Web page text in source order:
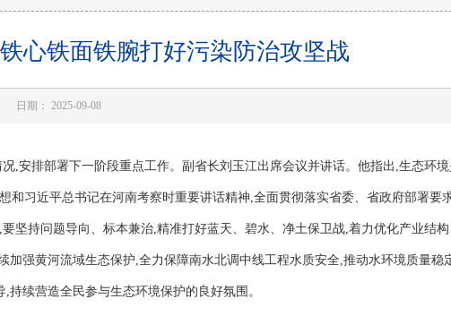
心铁面铁腕打好污染防治攻坚战
日期： 2025-09-08
排部署下一阶段重点工作。副省长刘玉江出席会议并讲话。他指出,生态环境
习近平总书记在河南考察时重要讲话精神,全面贯彻落实省委、省政府部署要
坚持问题导向、标本兼治,精准打好蓝天、碧水、净土保卫战,着力优化产业结
强黄河流域生态保护,全力保障南水北调中线工程水质安全,推动水环境质量稳
续营造全民参与生态环境保护的良好氛围。